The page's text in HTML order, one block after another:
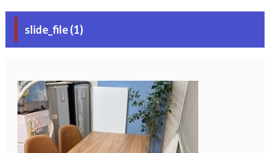
slide_file (1)